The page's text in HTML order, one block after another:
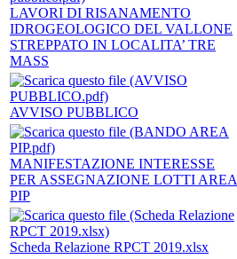
LAVORI DI RISANAMENTO
IDROGEOLOGICO DEL VALLONE
STREPPATO IN LOCALITA’ TRE
MASS
AVVISO PUBBLICO
MANIFESTAZIONE INTERESSE
PER ASSEGNAZIONE LOTTI AREA
PIP
Scheda Relazione RPCT 2019.xlsx